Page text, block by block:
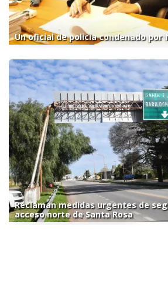
Un oficial de policía condenado
Reclaman medidas urgentes de
acceso norte de Santa Rosa